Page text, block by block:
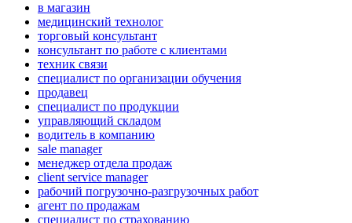
в магазин
медицинский технолог
торговый консультант
консультант по работе с клиентами
техник связи
специалист по организации обучения
продавец
специалист по продукции
управляющий складом
водитель в компанию
sale manager
менеджер отдела продаж
client service manager
рабочий погрузочно-разгрузочных работ
агент по продажам
специалист по страхованию